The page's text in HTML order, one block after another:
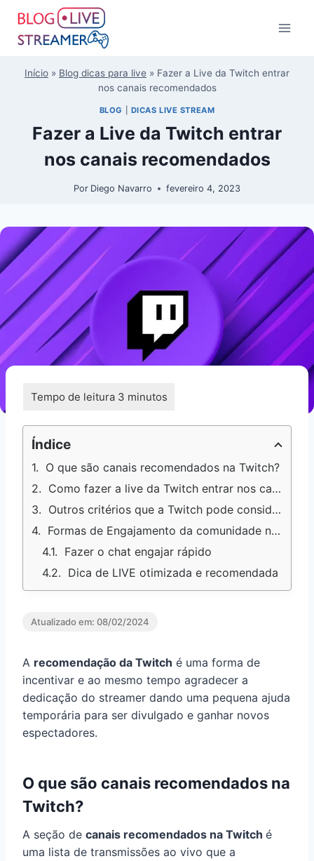
Início » Blog dicas para live » Fazer a Live da Twitch entrar
nos canais recomendados
BLOG DICAS LIVE STREAM
Fazer a Live da Twitch entrar
nos canais recomendados
Por Diego Navarro fevereiro 4, 2023
Índice
O que são canais recomendados na Twitch?
Como fazer a live da Twitch entrar nos canais recomendados?
Outros critérios que a Twitch pode considerar
Formas de Engajamento da comunidade na Twitch
Fazer o chat engajar rápido
Dica de LIVE otimizada e recomendada
Atualizado em: 08/02/2024
A recomendação da Twitch é uma forma de
incentivar e ao mesmo tempo agradecer a
dedicação do streamer dando uma pequena ajuda
temporária para ser divulgado e ganhar novos
espectadores.
O que são canais recomendados na
Twitch?
A seção de canais recomendados na Twitch é
uma lista de transmissões ao vivo que a